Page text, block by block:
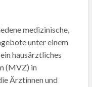
medizinische,
unter einem
hausärztliches
(MVZ) in
Ärztinnen und